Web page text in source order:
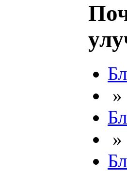
»
»